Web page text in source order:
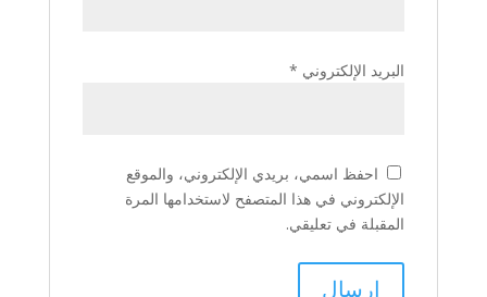
البريد الإلكتروني *
احفظ اسمي، بريدي الإلكتروني، والموقع
الإلكتروني في هذا المتصفح لاستخدامها المرة
المقبلة في تعليقي.